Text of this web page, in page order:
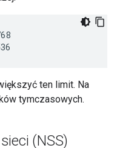
ten limit. Na
tymczasowych.
(NSS)